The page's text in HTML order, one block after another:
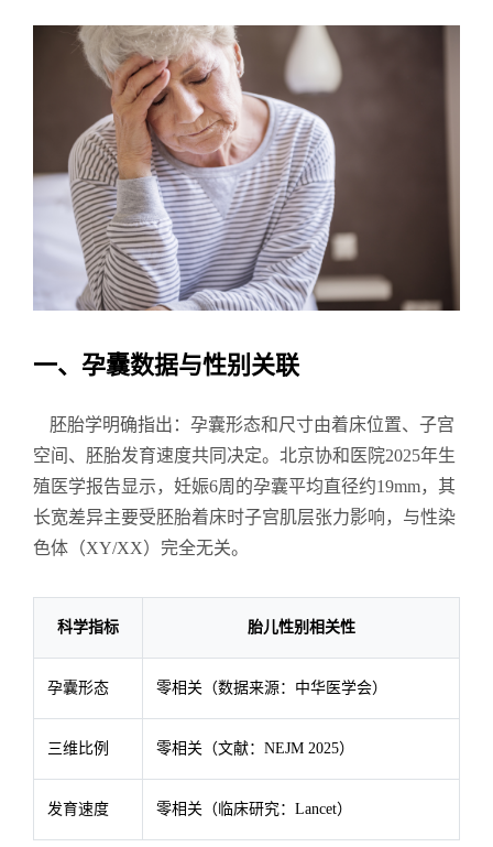
一、孕囊数据与性别关联
胚胎学明确指出：孕囊形态和尺寸由着床位置、子宫
空间、胚胎发育速度共同决定。北京协和医院2025年生
殖医学报告显示，妊娠6周的孕囊平均直径约19mm，其
长宽差异主要受胚胎着床时子宫肌层张力影响，与性染
色体（XY/XX）完全无关。
科学指标 胎儿性别相关性
孕囊形态 零相关（数据来源：中华医学会）
三维比例 零相关（文献：NEJM 2025）
发育速度 零相关（临床研究：Lancet）